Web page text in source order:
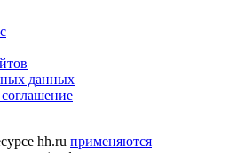
данных
hh.ru применяются